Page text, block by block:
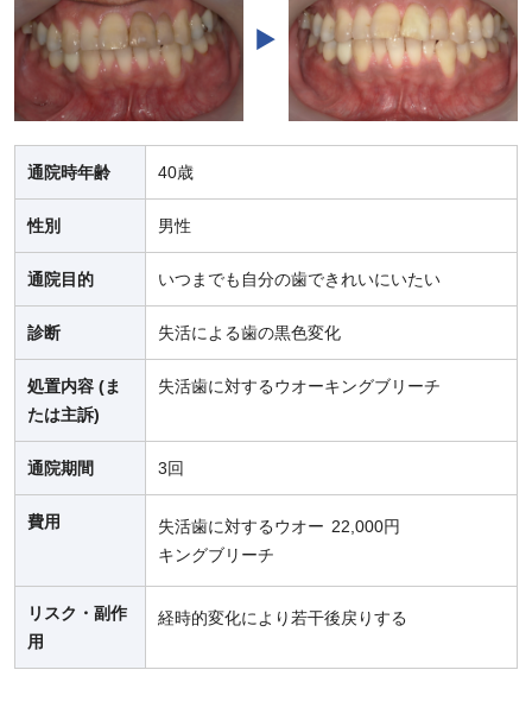
通院時年齢 40歳
性別 男性
通院目的 いつまでも自分の歯できれいにいたい
診断 失活による歯の黒色変化
処置内容 (ま
たは主訴)
失活歯に対するウオーキングブリーチ
通院期間 3回
費用
失活歯に対するウオー
キングブリーチ
22,000円
リスク・副作
用
経時的変化により若干後戻りする